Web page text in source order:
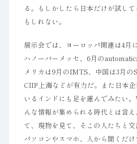
る。もしかしたら日本だけが試し
もしれない。
展示会では、ヨーロッパ関連は4月
ハノーバーメッセ、6月の
メリカは9月のIMTS、中国は3月の
CIIF上海などが有力だ。また日本
いるインドにも足を運んでみたい
んな情報が集められる時代とは言
て、現物を見て、そこの人たちと交
パソコンやスマホ、人から聞くだ